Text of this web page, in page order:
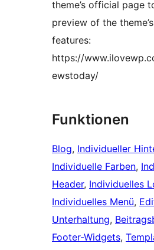
theme’s official page
preview of the
features:
https://
ewstoday/
Funktionen
Blog, Individueller
Individuelle Farben,
Header, Individuelles
Individuelles Menü,
Unterhaltung,
Footer-Widgets,